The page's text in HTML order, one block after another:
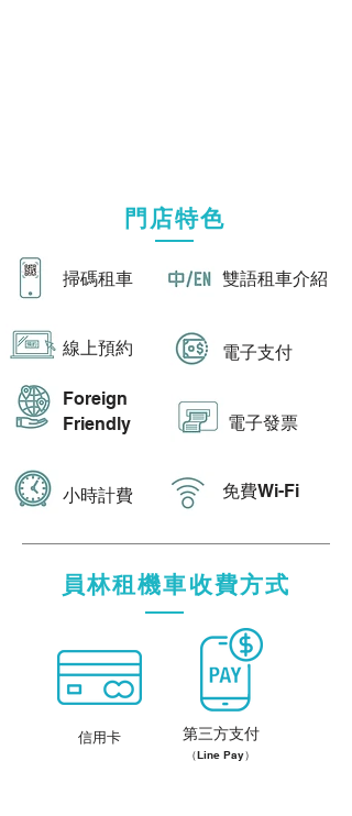
門店特色
​掃碼租車 雙語租車介紹
​線上預約​ 電子支付
Foreign
Friendly
​電子發票
​小時計費 免費Wi-Fi
員林租機車收費方式
信用卡 第三方支付
（Line Pay）